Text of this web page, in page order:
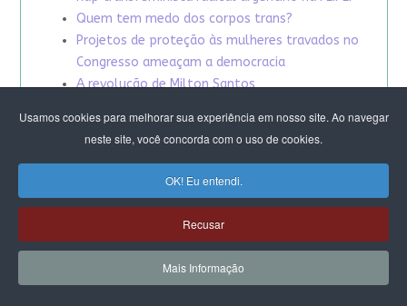
Usamos cookies para melhorar sua experiência em nosso site. Ao navegar
neste site, você concorda com o uso de cookies.
OK! Eu entendi.
Recusar
Mais Informação
Quem tem medo dos corpos trans?
Projetos de proteção às mulheres travados no
Congresso ameaçam a democracia
A revolução de Milton Santos